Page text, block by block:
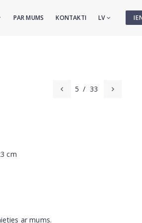
PAR MUMS KONTAKTI LV
5 / 33
cm
ar mums.